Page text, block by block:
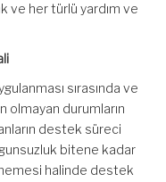
ve her türlü yardım ve
sırasında ve
olmayan durumların
destek süreci
bitene kadar
halinde destek